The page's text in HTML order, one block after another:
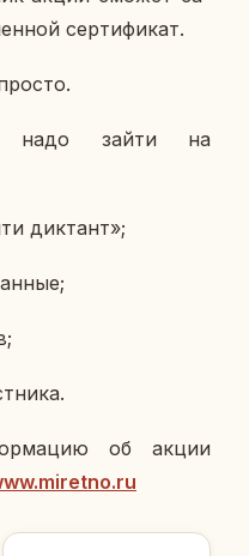
сер­ти­фи­кат.
надо зайти на
дик­тант»;
об акции